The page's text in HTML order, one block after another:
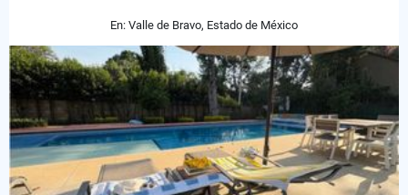
En: Valle de Bravo, Estado de México